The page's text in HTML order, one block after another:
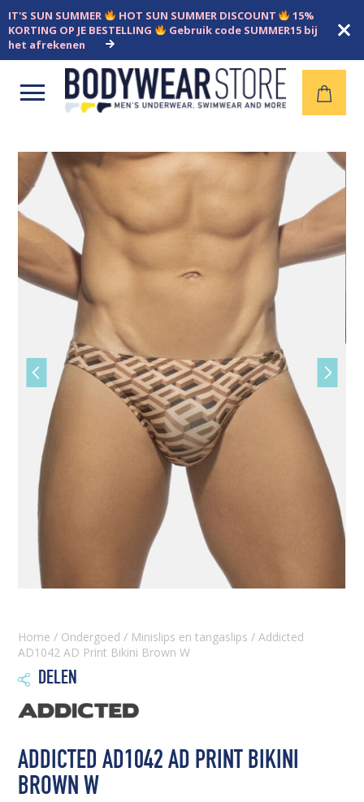
IT'S SUN SUMMER HOT SUN SUMMER DISCOUNT
15%
KORTING OP JE BESTELLING
Gebruik code SUMMER15 bij
het afrekenen
Open
Vorige
slide
slide
Home / Ondergoed / Minislips en tangaslips / Addicted
AD1042 AD Print Bikini Brown W
 DELEN
ADDICTED AD1042 AD PRINT BIKINI
BROWN W